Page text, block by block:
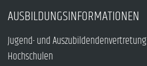
AUSBILDUNGSINFORMATIONEN
Jugend- und Auszubildendenvertretung
Hochschulen